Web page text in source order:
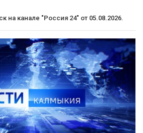
на калмыцком языке от 06.08.2026.